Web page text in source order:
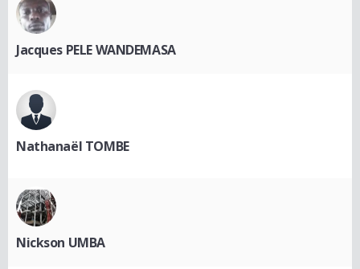
Jacques PELE WANDEMASA
Nathanaël TOMBE
Nickson UMBA